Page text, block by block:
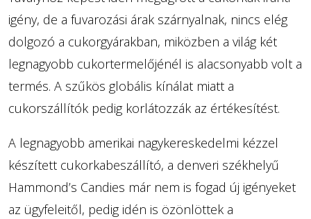
igény, de a fuvarozási árak szárnyalnak, nincs elég
dolgozó a cukorgyárakban, miközben a világ két
legnagyobb cukortermelőjénél is alacsonyabb volt a
termés. A szűkös globális kínálat miatt a
cukorszállítók pedig korlátozzák az értékesítést.
A legnagyobb amerikai nagykereskedelmi kézzel
készített cukorkabeszállító, a denveri székhelyű
Hammond’s Candies már nem is fogad új igényeket
az ügyfeleitől, pedig idén is özönlöttek a